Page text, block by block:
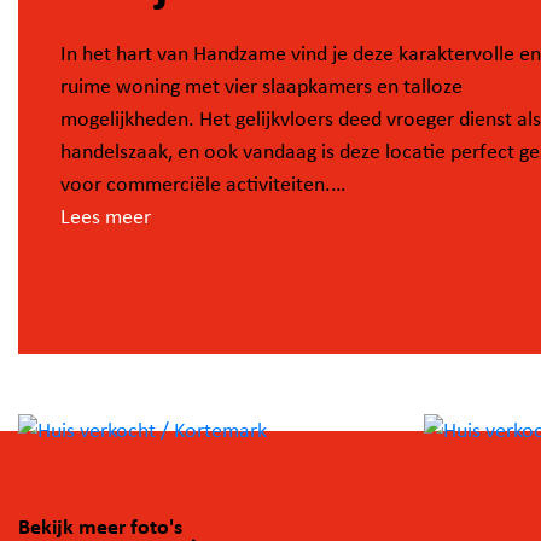
In het hart van Handzame vind je deze karaktervolle en
ruime woning met vier slaapkamers en talloze
mogelijkheden. Het gelijkvloers deed vroeger dienst als
handelszaak, en ook vandaag is deze locatie perfect
voor commerciële activiteiten.
De indeling bestaat uit een winkelruimte die rechtstreeks
ruime zolder en een kelder, ideaal als extra bergruimte.
Lees meer
Bekijk meer foto's